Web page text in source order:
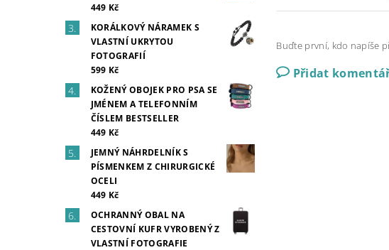
449 Kč
KORÁLKOVÝ NÁRAMEK S
VLASTNÍ UKRYTOU
FOTOGRAFIÍ
599 Kč
KOŽENÝ OBOJEK PRO PSA SE
JMÉNEM A TELEFONNÍM
ČÍSLEM BESTSELLER
449 Kč
JEMNÝ NÁHRDELNÍK S
PÍSMENKEM Z CHIRURGICKÉ
OCELI
449 Kč
OCHRANNÝ OBAL NA
CESTOVNÍ KUFR VYROBENÝ Z
VLASTNÍ FOTOGRAFIE
Buďte první, kdo napíše
Přidat